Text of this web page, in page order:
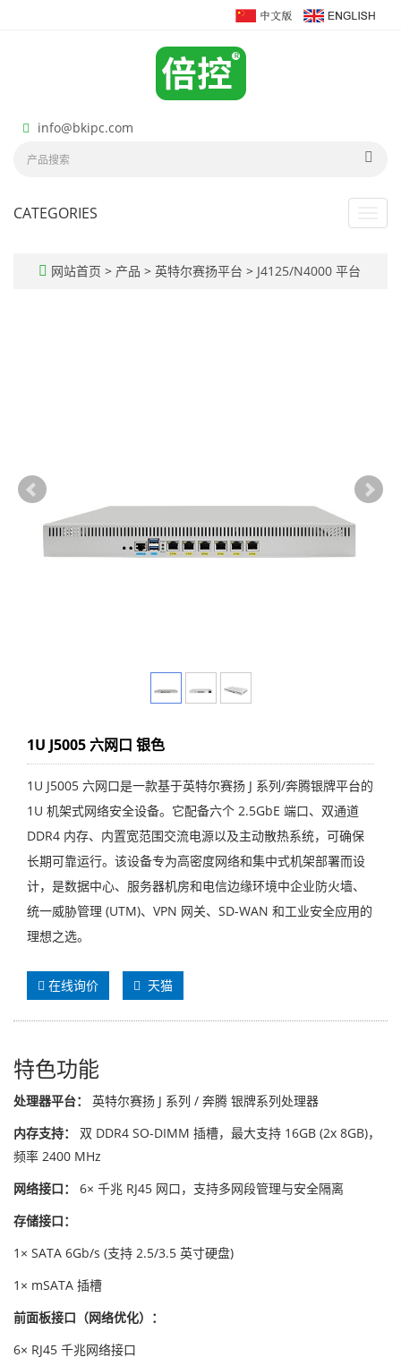
info@bkipc.com
CATEGORIES
网站首页 > 产品 > 英特尔赛扬平台 > J4125/N4000 平台
1U J5005 六网口 银色
1U J5005 六网口是一款基于英特尔赛扬 J 系列/奔腾银牌平台的
1U 机架式网络安全设备。它配备六个 2.5GbE 端口、双通道
DDR4 内存、内置宽范围交流电源以及主动散热系统，可确保
长期可靠运行。该设备专为高密度网络和集中式机架部署而设
计，是数据中心、服务器机房和电信边缘环境中企业防火墙、
统一威胁管理 (UTM)、VPN 网关、SD-WAN 和工业安全应用的
理想之选。
在线询价 天猫
特色功能
处理器平台：
英特尔赛扬 J 系列 / 奔腾 银牌系列处理器
内存支持：
双 DDR4 SO-DIMM 插槽，最大支持 16GB (2x 8GB)，
频率 2400 MHz
网络接口：
6× 千兆 RJ45 网口，支持多网段管理与安全隔离
存储接口：
1× SATA 6Gb/s (支持 2.5/3.5 英寸硬盘)
1× mSATA 插槽
前面板接口（网络优化）：
6× RJ45 千兆网络接口